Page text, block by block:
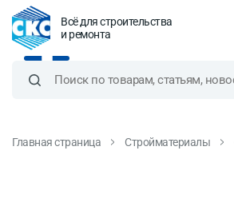
Всё для строительства
и ремонта
Главная страница Стройматериалы